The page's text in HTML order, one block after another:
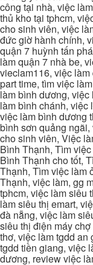
công tại nhà, việc
thủ kho tại tphcm,
cho sinh viên, việc
đức giờ hành chính,
quận 7 huỳnh tấn
làm quận 7 nhà be,
vieclam116, việc
part time, tìm việc
làm bình dương,
làm bình chánh, việc
việc làm bình dương
bình sơn quảng
cho sinh viên, Việc
Bình Thạnh, Tìm
Bình Thạnh cho tốt,
Thạnh, Tìm việc làm
Thạnh, việc làm, gg
tphcm, việc làm siêu
làm siêu thị emart,
đà nẵng, việc làm
siêu thị điện máy
thơ, việc làm tgdd
tgdd tiền giang, việc
dương, review việc